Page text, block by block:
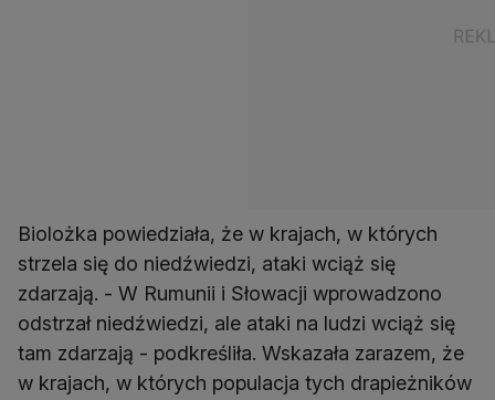
Biolożka powiedziała, że w krajach, w których
strzela się do niedźwiedzi, ataki wciąż się
zdarzają. - W Rumunii i Słowacji wprowadzono
odstrzał niedźwiedzi, ale ataki na ludzi wciąż się
tam zdarzają - podkreśliła. Wskazała zarazem, że
w krajach, w których populacja tych drapieżników